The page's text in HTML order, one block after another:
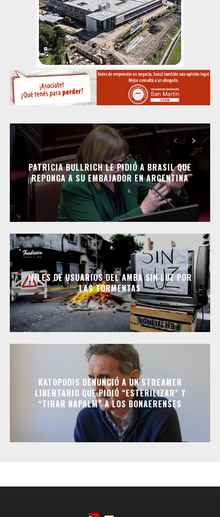
PATRICIA BULLRICH LE PIDIÓ A BRASIL QUE
REPONGA A SU EMBAJADOR EN ARGENTINA
MILES DE USUARIOS DEL AMBA SIN LUZ POR
LAS TORMENTAS
KATOPODIS DENUNCIÓ A UN STREAMER
LIBERTARIO QUE PIDIÓ “ESTERILIZAR” Y
“TIRAR NAPALM” A LOS BONAERENSES